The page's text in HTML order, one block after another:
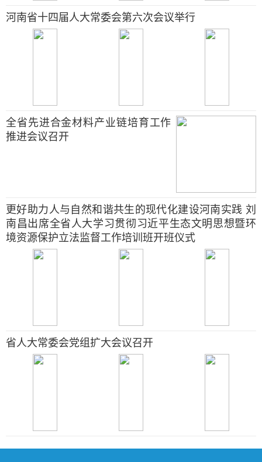
河南省十四届人大常委会第六次会议举行
全省先进合金材料产业链培育工作
推进会议召开
更好助力人与自然和谐共生的现代化建设河南实践 刘
南昌出席全省人大学习贯彻习近平生态文明思想暨环
境资源保护立法监督工作培训班开班仪式
省人大常委会党组扩大会议召开